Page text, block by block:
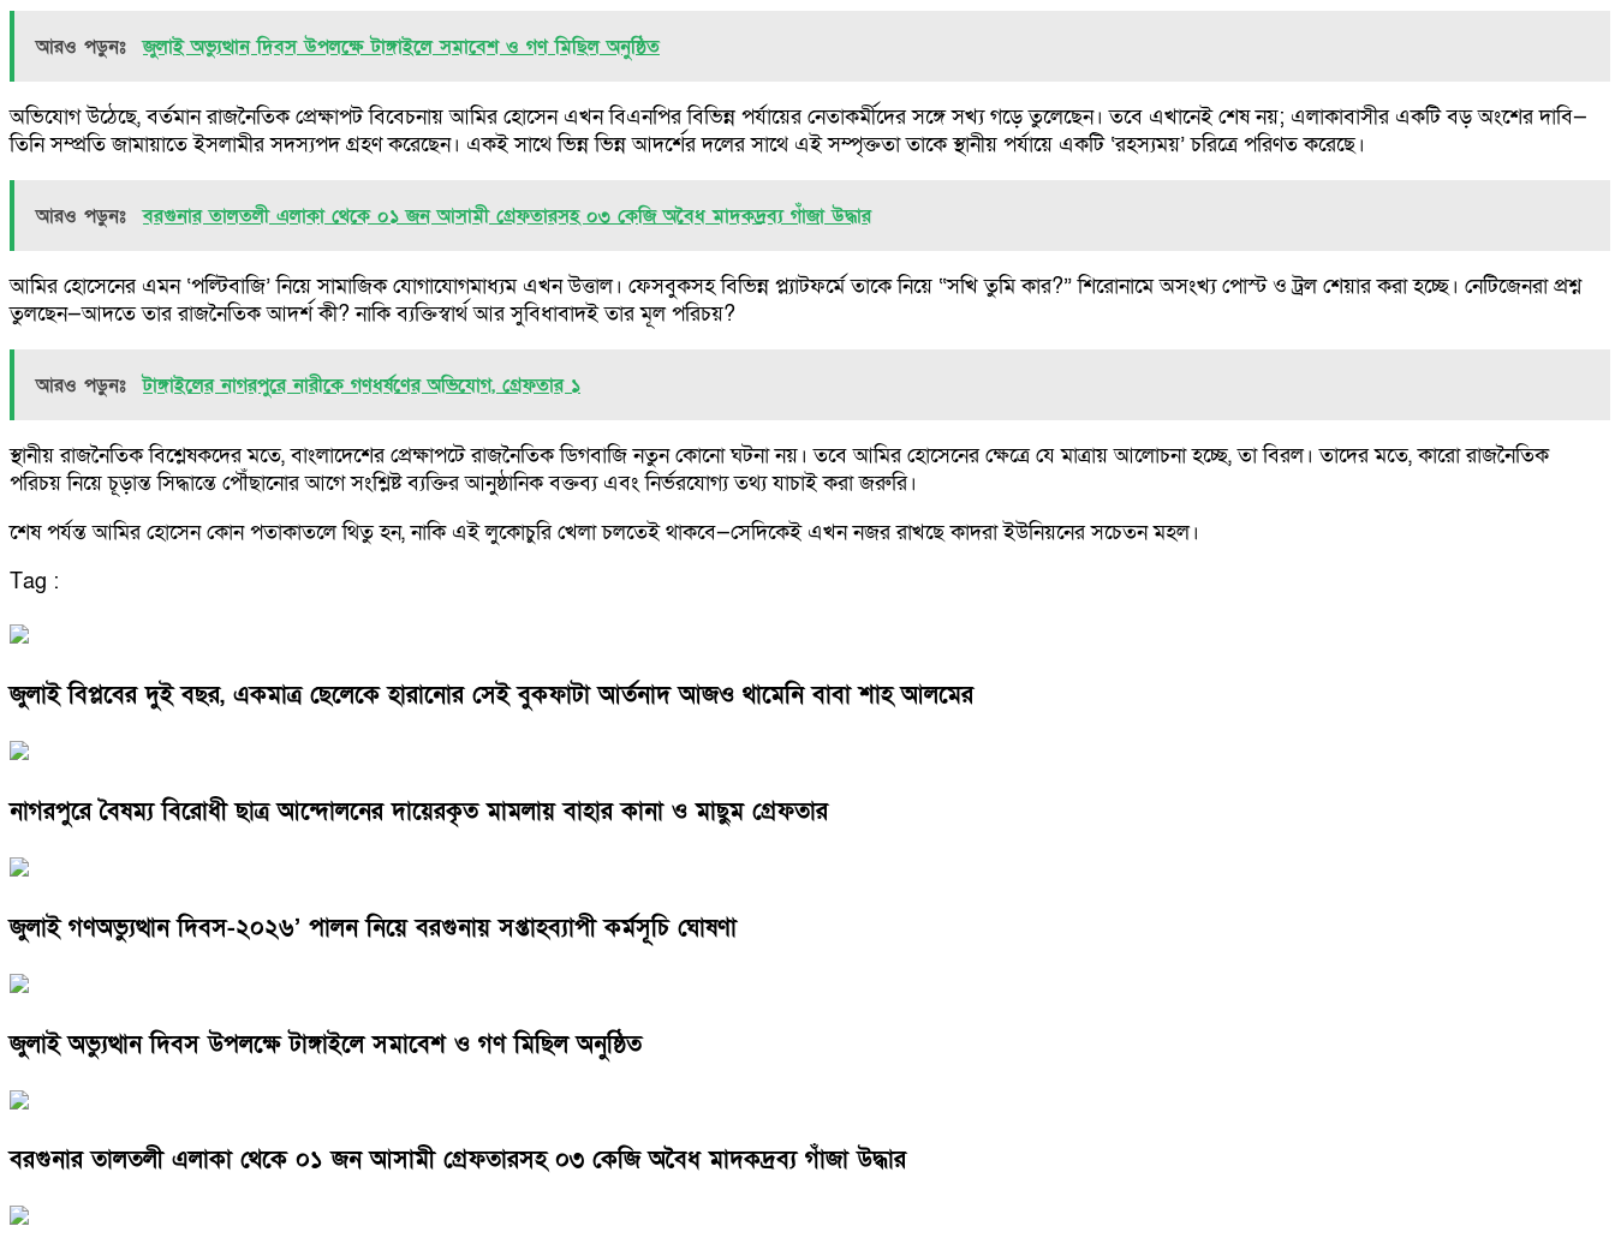
আরও পড়ুনঃ জুলাই অভ্যুত্থান দিবস উপলক্ষে টাঙ্গাইলে সমাবেশ ও গণ মিছিল অনুষ্ঠিত
​অভিযোগ উঠেছে, বর্তমান রাজনৈতিক প্রেক্ষাপট বিবেচনায় আমির হোসেন এখন বিএনপির বিভিন্ন পর্যায়ের নেতাকর্মীদের সঙ্গে সখ্য গড়ে তুলেছেন। তবে এখানেই শেষ নয়; এলাকাবাসীর একটি বড় অংশের দাবি—
তিনি সম্প্রতি জামায়াতে ইসলামীর সদস্যপদ গ্রহণ করেছেন। একই সাথে ভিন্ন ভিন্ন আদর্শের দলের সাথে এই সম্পৃক্ততা তাকে স্থানীয় পর্যায়ে একটি ‘রহস্যময়’ চরিত্রে পরিণত করেছে।
আরও পড়ুনঃ বরগুনার তালতলী এলাকা থেকে ০১ জন আসামী গ্রেফতারসহ ০৩ কেজি অবৈধ মাদকদ্রব্য গাঁজা উদ্ধার
​আমির হোসেনের এমন ‘পল্টিবাজি’ নিয়ে সামাজিক যোগাযোগমাধ্যম এখন উত্তাল। ফেসবুকসহ বিভিন্ন প্ল্যাটফর্মে তাকে নিয়ে “সখি তুমি কার?” শিরোনামে অসংখ্য পোস্ট ও ট্রল শেয়ার করা হচ্ছে। নেটিজেনরা প্রশ্ন
তুলছেন—আদতে তার রাজনৈতিক আদর্শ কী? নাকি ব্যক্তিস্বার্থ আর সুবিধাবাদই তার মূল পরিচয়?
আরও পড়ুনঃ টাঙ্গাইলের নাগরপুরে নারীকে গণধর্ষণের অভিযোগ, গ্রেফতার ১
​স্থানীয় রাজনৈতিক বিশ্লেষকদের মতে, বাংলাদেশের প্রেক্ষাপটে রাজনৈতিক ডিগবাজি নতুন কোনো ঘটনা নয়। তবে আমির হোসেনের ক্ষেত্রে যে মাত্রায় আলোচনা হচ্ছে, তা বিরল। তাদের মতে, কারো রাজনৈতিক
পরিচয় নিয়ে চূড়ান্ত সিদ্ধান্তে পৌঁছানোর আগে সংশ্লিষ্ট ব্যক্তির আনুষ্ঠানিক বক্তব্য এবং নির্ভরযোগ্য তথ্য যাচাই করা জরুরি।
​শেষ পর্যন্ত আমির হোসেন কোন পতাকাতলে থিতু হন, নাকি এই লুকোচুরি খেলা চলতেই থাকবে—সেদিকেই এখন নজর রাখছে কাদরা ইউনিয়নের সচেতন মহল।
Tag :
জুলাই বিপ্লবের দুই বছর, একমাত্র ছেলেকে হারানোর সেই বুকফাটা আর্তনাদ আজও থামেনি বাবা শাহ আলমের
নাগরপুরে বৈষম্য বিরোধী ছাত্র আন্দোলনের দায়েরকৃত মামলায় বাহার কানা ও মাছুম গ্রেফতার
জুলাই গণঅভ্যুত্থান দিবস-২০২৬’ পালন নিয়ে বরগুনায় সপ্তাহব্যাপী কর্মসূচি ঘোষণা
জুলাই অভ্যুত্থান দিবস উপলক্ষে টাঙ্গাইলে সমাবেশ ও গণ মিছিল অনুষ্ঠিত
বরগুনার তালতলী এলাকা থেকে ০১ জন আসামী গ্রেফতারসহ ০৩ কেজি অবৈধ মাদকদ্রব্য গাঁজা উদ্ধার